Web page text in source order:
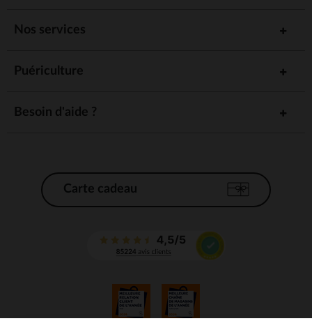
Nos services
Puériculture
Besoin d'aide ?
Carte cadeau